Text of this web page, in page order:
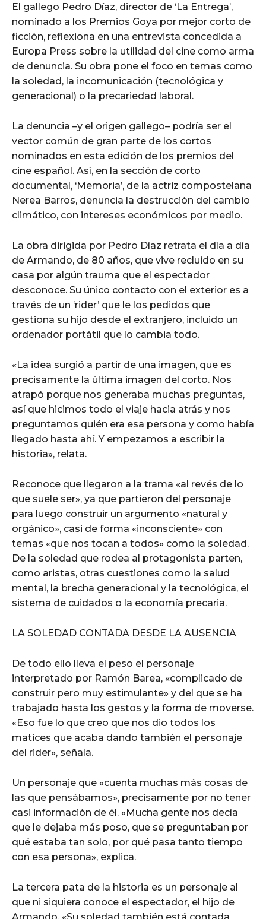
El gallego Pedro Díaz, director de ‘La Entrega’,
nominado a los Premios Goya por mejor corto de
ficción, reflexiona en una entrevista concedida a
Europa Press sobre la utilidad del cine como arma
de denuncia. Su obra pone el foco en temas como
la soledad, la incomunicación (tecnológica y
generacional) o la precariedad laboral.
La denuncia –y el origen gallego– podría ser el
vector común de gran parte de los cortos
nominados en esta edición de los premios del
cine español. Así, en la sección de corto
documental, ‘Memoria’, de la actriz compostelana
Nerea Barros, denuncia la destrucción del cambio
climático, con intereses económicos por medio.
La obra dirigida por Pedro Díaz retrata el día a día
de Armando, de 80 años, que vive recluido en su
casa por algún trauma que el espectador
desconoce. Su único contacto con el exterior es a
través de un ‘rider’ que le los pedidos que
gestiona su hijo desde el extranjero, incluido un
ordenador portátil que lo cambia todo.
«La idea surgió a partir de una imagen, que es
precisamente la última imagen del corto. Nos
atrapó porque nos generaba muchas preguntas,
así que hicimos todo el viaje hacia atrás y nos
preguntamos quién era esa persona y como había
llegado hasta ahí. Y empezamos a escribir la
historia», relata.
Reconoce que llegaron a la trama «al revés de lo
que suele ser», ya que partieron del personaje
para luego construir un argumento «natural y
orgánico», casi de forma «inconsciente» con
temas «que nos tocan a todos» como la soledad.
De la soledad que rodea al protagonista parten,
como aristas, otras cuestiones como la salud
mental, la brecha generacional y la tecnológica, el
sistema de cuidados o la economía precaria.
LA SOLEDAD CONTADA DESDE LA AUSENCIA
De todo ello lleva el peso el personaje
interpretado por Ramón Barea, «complicado de
construir pero muy estimulante» y del que se ha
trabajado hasta los gestos y la forma de moverse.
«Eso fue lo que creo que nos dio todos los
matices que acaba dando también el personaje
del rider», señala.
Un personaje que «cuenta muchas más cosas de
las que pensábamos», precisamente por no tener
casi información de él. «Mucha gente nos decía
que le dejaba más poso, que se preguntaban por
qué estaba tan solo, por qué pasa tanto tiempo
con esa persona», explica.
La tercera pata de la historia es un personaje al
que ni siquiera conoce el espectador, el hijo de
Armando. «Su soledad también está contada